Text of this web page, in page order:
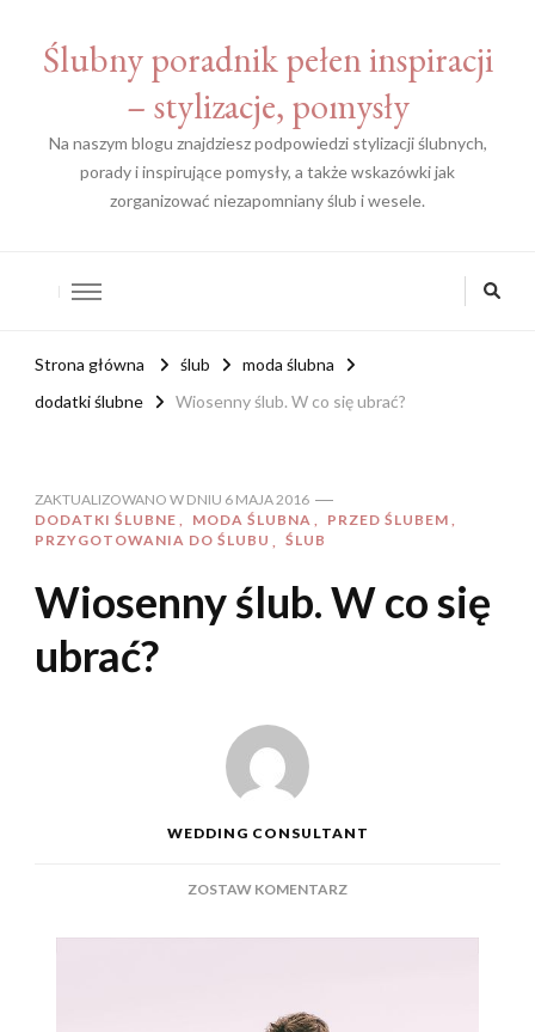
Ślubny poradnik pełen inspiracji
– stylizacje, pomysły
Na naszym blogu znajdziesz podpowiedzi stylizacji ślubnych,
porady i inspirujące pomysły, a także wskazówki jak
zorganizować niezapomniany ślub i wesele.
Strona główna ślub
moda ślubna
dodatki ślubne
Wiosenny ślub. W co się ubrać?
ZAKTUALIZOWANO W DNIU 6 MAJA 2016
DODATKI ŚLUBNE
MODA ŚLUBNA
PRZED ŚLUBEM
PRZYGOTOWANIA DO ŚLUBU
ŚLUB
Wiosenny ślub. W co się
ubrać?
WEDDING CONSULTANT
ZOSTAW KOMENTARZDO
ŚLUB.